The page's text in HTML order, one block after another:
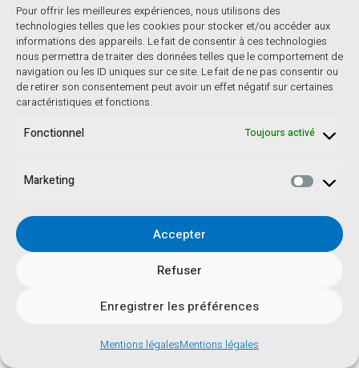
Pour offrir les meilleures expériences, nous utilisons des
technologies telles que les cookies pour stocker et/ou accéder aux
informations des appareils. Le fait de consentir à ces technologies
nous permettra de traiter des données telles que le comportement de
navigation ou les ID uniques sur ce site. Le fait de ne pas consentir ou
de retirer son consentement peut avoir un effet négatif sur certaines
caractéristiques et fonctions.
Fonctionnel Toujours activé
Marketing
Accepter
Refuser
Enregistrer les préférences
Mentions légalesMentions légales
Chez ABC Langues, nous encourageons cette
approche intelligente de l’apprentissage linguistique,
qui valorise les passerelles naturelles entre les
langues plutôt que la mémorisation aveugle. Ces
techniques de déchiffrage constituent les fondations
solides sur lesquelles vous pourrez bâtir une véritable
N’attendez plus pour mettre en pratique ces stratégies,
choisissez un texte portugais qui vous intéresse et
amusez-vous à identifier tous les mots apparentés.
Vous serez surpris de constater à quel point votre
sans avoir jamais étudié formellement cette